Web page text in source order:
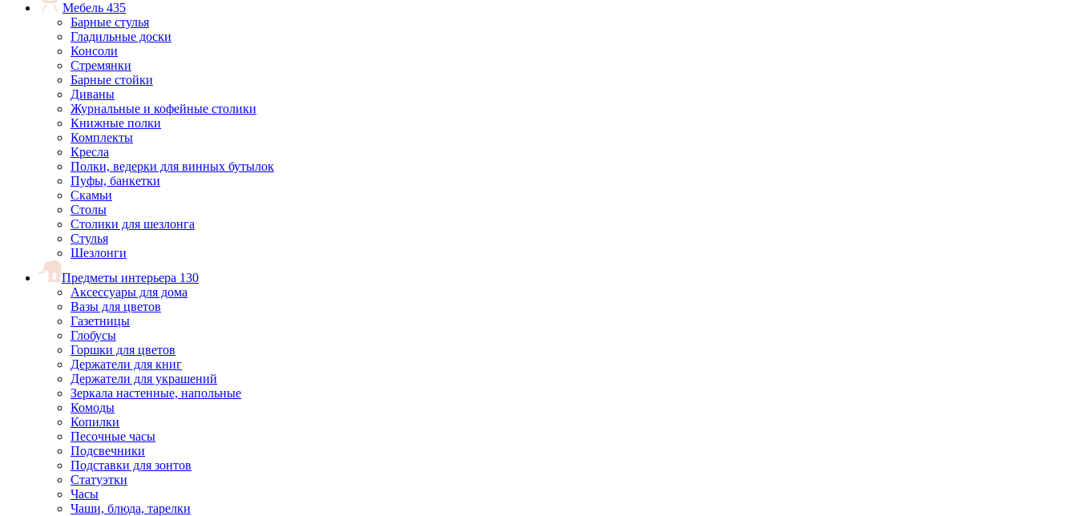
Мебель 435
Барные стулья
Гладильные доски
Консоли
Стремянки
Барные стойки
Диваны
Журнальные и кофейные столики
Книжные полки
Комплекты
Кресла
Полки, ведерки для винных бутылок
Пуфы, банкетки
Скамьи
Столы
Столики для шезлонга
Стулья
Шезлонги
Предметы интерьера 130
Аксессуары для дома
Вазы для цветов
Газетницы
Глобусы
Горшки для цветов
Держатели для книг
Держатели для украшений
Зеркала настенные, напольные
Комоды
Копилки
Песочные часы
Подсвечники
Подставки для зонтов
Статуэтки
Часы
Чаши, блюда, тарелки